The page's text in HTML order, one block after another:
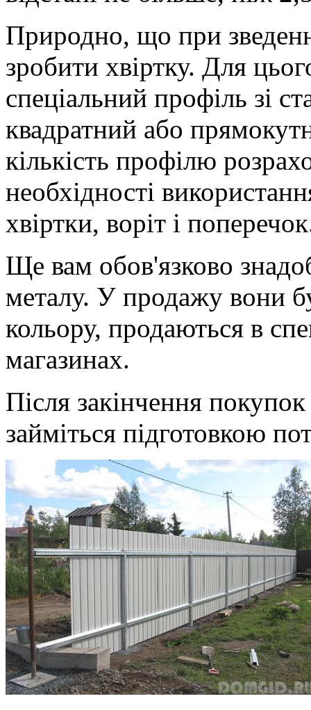
Природно, що при
зробити хвіртку. Для
спеціальний профіль зі
квадратний або
кількість профілю
необхідності
хвіртки, воріт і
Ще вам обов'язково
металу. У продажу вони
кольору, продаються в
магазинах.
Після закінчення покупок
займіться підготовкою